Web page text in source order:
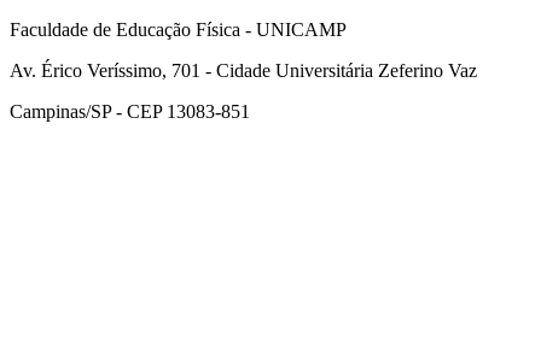
Faculdade de Educação Física - UNICAMP
Av. Érico Veríssimo, 701 - Cidade Universitária Zeferino Vaz
Campinas/SP - CEP 13083-851